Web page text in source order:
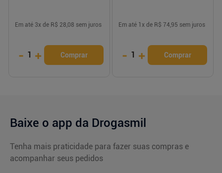
Em até 3x de R$ 28,08 sem juros
- 1 + Comprar
Em até 1 x de R$ 74,95 sem juros
- 1 + Comprar
Baixe o app da Drogasmil
Tenha mais praticidade para fazer suas compras e
acompanhar seus pedidos